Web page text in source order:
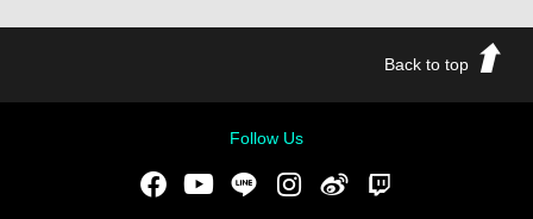
Back to top
Follow Us
FacebookYoutubeLINE Instgram新浪微博